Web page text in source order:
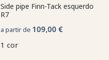
Side pipe Finn-Tack esquerdo
R7
a partir de 109,00 €
1 cor